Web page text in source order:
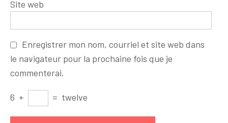
Site web
Enregistrer mon nom, courriel et site web dans
le navigateur pour la prochaine fois que je
commenterai.
6 + = twelve